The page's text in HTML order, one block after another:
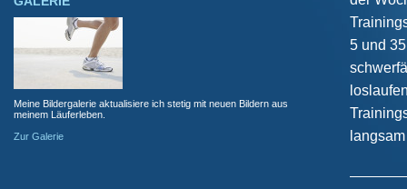
5 und
Meine Bildergalerie aktualisiere ich stetig mit neuen Bildern aus
meinem Läuferleben.
Zur Galerie